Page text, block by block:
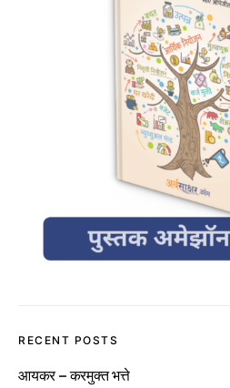
RECENT POSTS
आयकर – करमुक्त भत्ते